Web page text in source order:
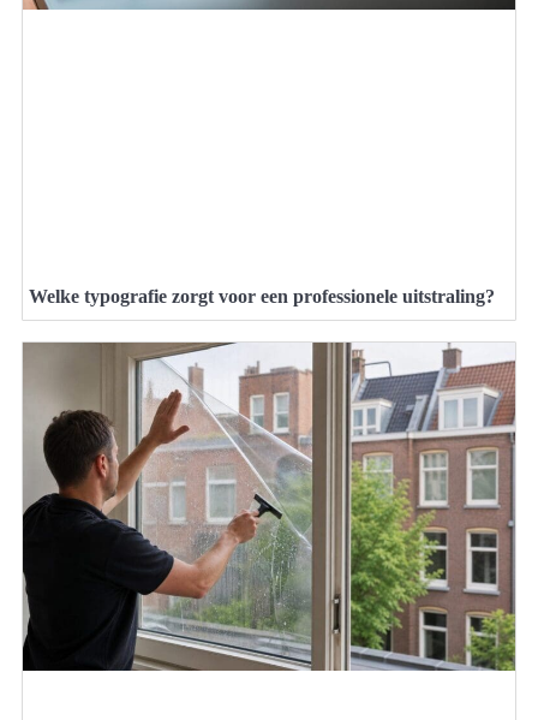
Welke typografie zorgt voor een professionele uitstraling?